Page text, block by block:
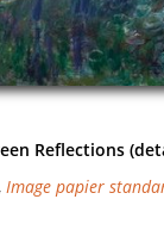
Reflections
Image papier